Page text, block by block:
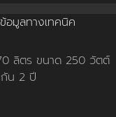
ข้อมูลทางเทคนิค